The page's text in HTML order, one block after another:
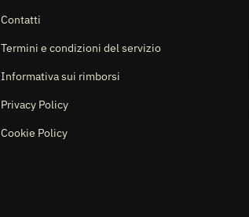
Contatti
Termini e condizioni del servizio
Informativa sui rimborsi
Privacy Policy
Cookie Policy